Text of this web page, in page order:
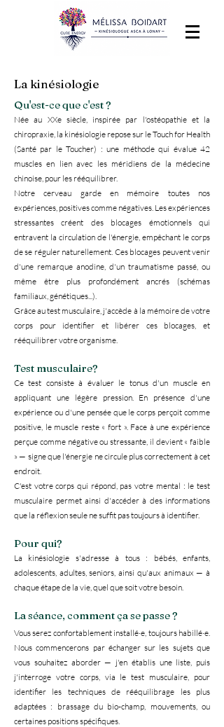
La kinésiologie
Qu'est-ce que c'est ?
Née au XXe siècle, inspirée par l'ostéopathie et la
chiropraxie, la kinésiologie repose sur le Touch for Health
(Santé par le Toucher) : une méthode qui évalue 42
muscles en lien avec les méridiens de la médecine
chinoise, pour les rééquilibrer.
Notre cerveau garde en mémoire toutes nos
expériences, positives comme négatives. Les expériences
stressantes créent des blocages émotionnels qui
entravent la circulation de l'énergie, empêchant le corps
de se réguler naturellement. Ces blocages peuvent venir
d'une remarque anodine, d'un traumatisme passé, ou
même être plus profondément ancrés (schémas
familiaux, génétiques...).
Grâce au test musculaire, j'accède à la mémoire de votre
corps pour identifier et libérer ces blocages, et
rééquilibrer votre organisme.
Test musculaire?
Ce test consiste à évaluer le tonus d'un muscle en
appliquant une légère pression. En présence d'une
expérience ou d'une pensée que le corps perçoit comme
positive, le muscle reste « fort ». Face à une expérience
perçue comme négative ou stressante, il devient « faible
» — signe que l'énergie ne circule plus correctement à cet
endroit.
C'est votre corps qui répond, pas votre mental : le test
musculaire permet ainsi d'accéder à des informations
que la réflexion seule ne suffit pas toujours à identifier.
Pour qui?
La kinésiologie s'adresse à tous : bébés, enfants,
adolescents, adultes, seniors, ainsi qu'aux animaux — à
chaque étape de la vie, quel que soit votre besoin.
La séance, comment ça se passe ?
Vous serez confortablement installé·e, toujours habillé·e.
Nous commencerons par échanger sur les sujets que
vous souhaitez aborder — j'en établis une liste, puis
j'interroge votre corps, via le test musculaire, pour
identifier les techniques de rééquilibrage les plus
adaptées : brassage du bio-champ, mouvements, ou
certaines positions spécifiques.